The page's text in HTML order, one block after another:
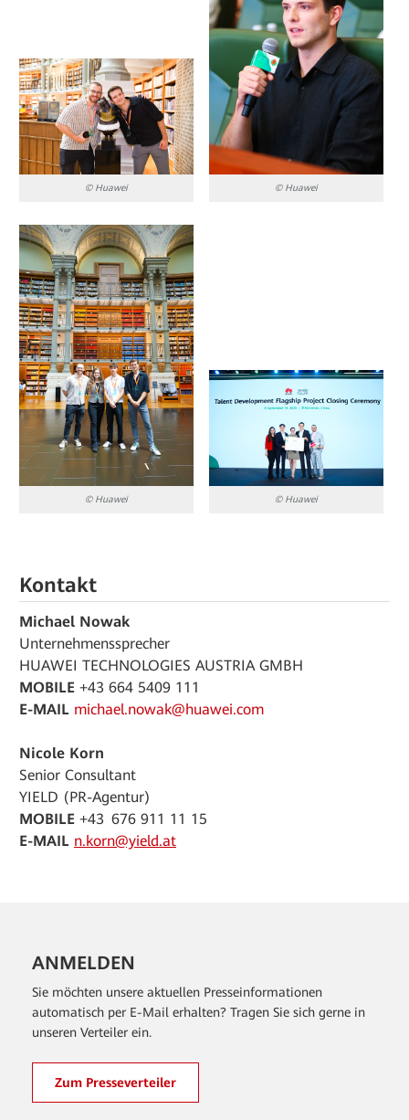
© Huawei © Huawei
© Huawei © Huawei
Kontakt
Michael Nowak
Unternehmenssprecher
HUAWEI TECHNOLOGIES AUSTRIA GMBH
MOBILE +43 664 5409 111
E-MAIL michael.nowak@huawei.com
Nicole Korn
Senior Consultant
YIELD (PR-Agentur)
MOBILE +43 676 911 11 15
E-MAIL n.korn@yield.at
ANMELDEN
Sie möchten unsere aktuellen Presseinformationen
automatisch per E-Mail erhalten? Tragen Sie sich gerne in
unseren Verteiler ein.
Zum Presseverteiler